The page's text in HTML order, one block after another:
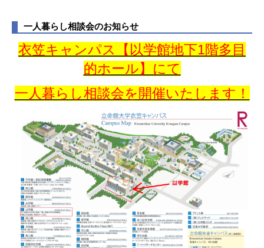
一人暮らし相談会のお知らせ
衣笠キャンパス【以学館地下1階多目
的ホール】にて
一人暮らし相談会を開催いたします！